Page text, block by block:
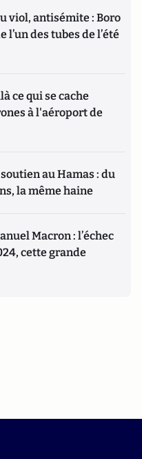
viol, antisémite : Boro
l’un des tubes de l’été
ce qui se cache
à l'aéroport de
au Hamas : du
la même haine
Macron : l’échec
cette grande